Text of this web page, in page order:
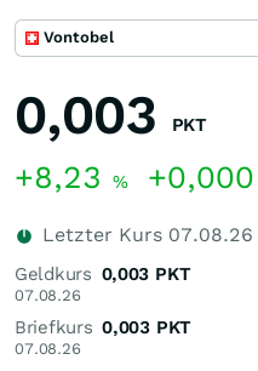
Vontobel
0,003 PKT
+8,23 % +0,000
Letzter Kurs 07.08.26
Geldkurs
07.08.26
0,003 PKT
Briefkurs
07.08.26
0,003 PKT